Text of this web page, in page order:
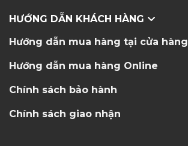
HƯỚNG DẪN KHÁCH HÀNG
Hướng dẫn mua hàng tại cửa hàng
Hướng dẫn mua hàng Online
Chính sách bảo hành
Chính sách giao nhận